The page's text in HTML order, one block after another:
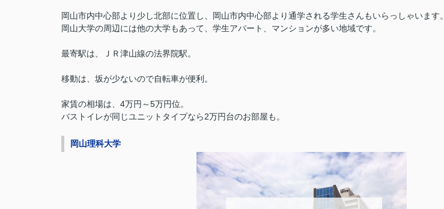
岡山市内中心部より少し北部に位置し、岡山市内中心部より通学される学生さんもいらっしゃいます。
岡山大学の周辺には他の大学もあって、学生アパート、マンションが多い地域です。
最寄駅は、ＪＲ津山線の法界院駅。
移動は、坂が少ないので自転車が便利。
家賃の相場は、4万円～5万円位。
バストイレが同じユニットタイプなら2万円台のお部屋も。
岡山理科大学